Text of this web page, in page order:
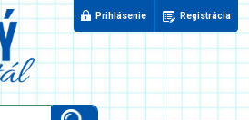
Prihlásenie Registrácia